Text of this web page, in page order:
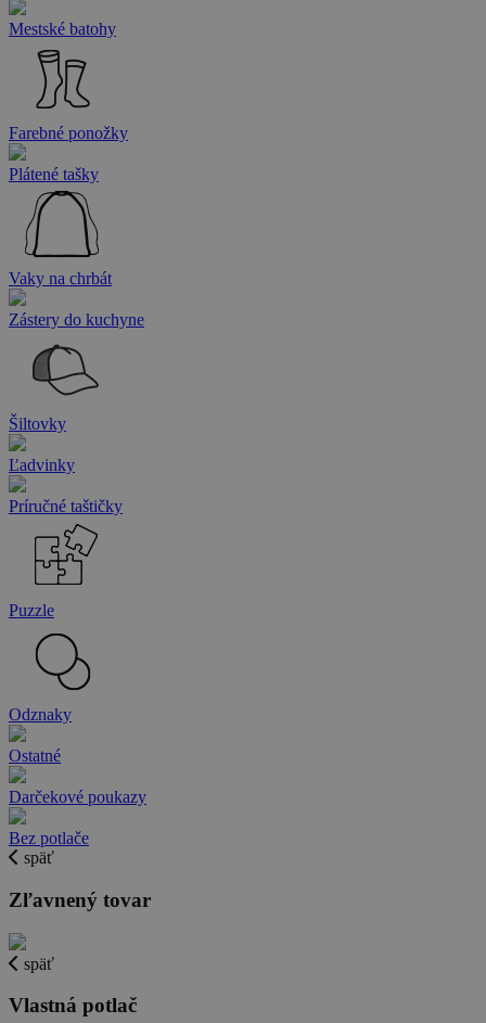
Mestské batohy
Farebné ponožky
Plátené tašky
Vaky na chrbát
Zástery do kuchyne
Šiltovky
Ľadvinky
Príručné taštičky
Puzzle
Odznaky
Ostatné
Darčekové poukazy
Bez potlače
späť
Zľavnený tovar
späť
Vlastná potlač